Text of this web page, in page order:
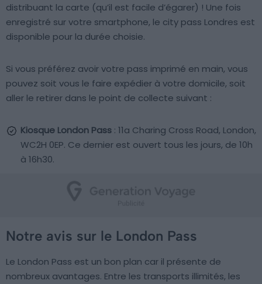
distribuant la carte (qu’il est facile d’égarer) ! Une fois
enregistré sur votre smartphone, le city pass Londres est
disponible pour la durée choisie.
Si vous préférez avoir votre pass imprimé en main, vous
pouvez soit vous le faire expédier à votre domicile, soit
aller le retirer dans le point de collecte suivant :
Kiosque London Pass : 11a Charing Cross Road, London,
WC2H 0EP. Ce dernier est ouvert tous les jours, de 10h
à 16h30.
Notre avis sur le London Pass
Le London Pass est un bon plan car il présente de
nombreux avantages. Entre les transports illimités, les